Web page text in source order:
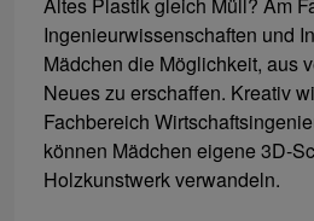
Ingenieurwissenschaften und
Mädchen die Möglichkeit, aus
Neues zu erschaffen. Kreativ
Fachbereich
können Mädchen eigene 3D-
Holzkunstwerk verwandeln.